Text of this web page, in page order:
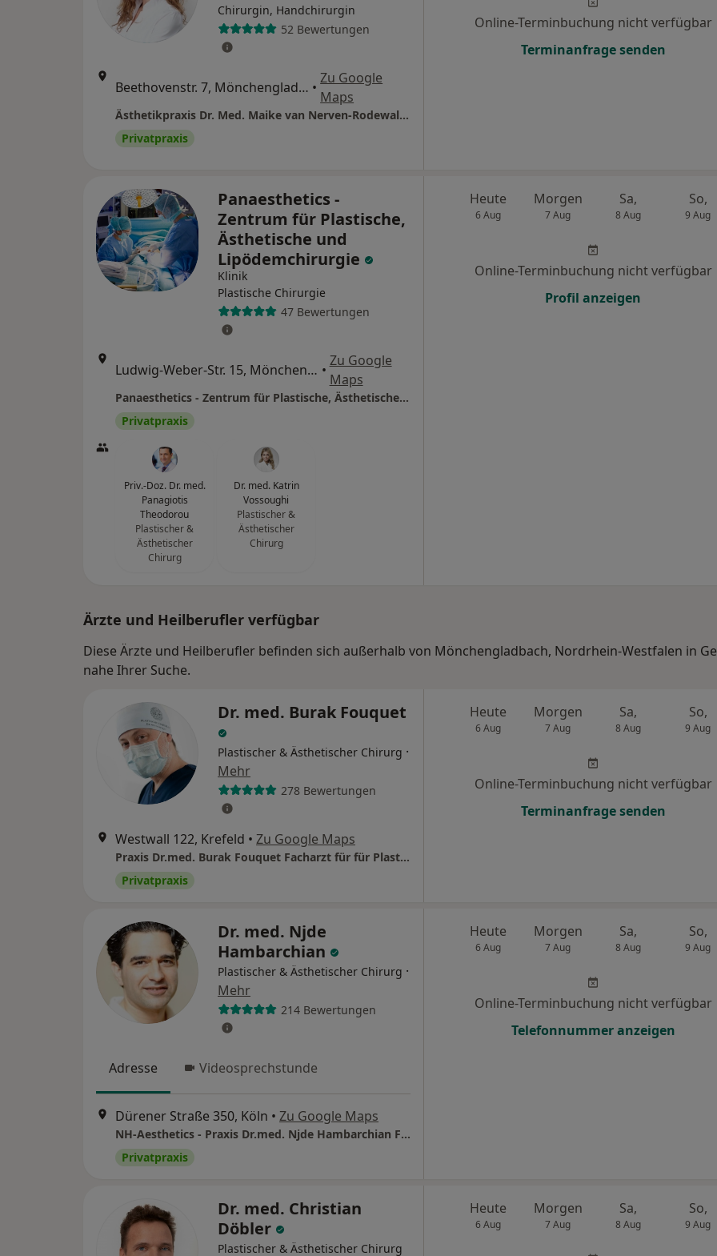
Chirurgin, Handchirurgin
52 Bewertungen
Beethovenstr. 7, Mönchengladbach •
Zu Google
Maps
Ästhetikpraxis Dr. Med. Maike van Nerven-Rodewald Fachärztin für Chirurgie und ästhetische Medizin
Privatpraxis
Online-Terminbuchung nicht verfügbar
Terminanfrage senden
Panaesthetics -
Zentrum für Plastische,
Ästhetische und
Lipödemchirurgie
Klinik
Plastische Chirurgie
47 Bewertungen
Ludwig-Weber-Str. 15, Mönchengladbach •
Zu Google
Maps
Panaesthetics - Zentrum für Plastische, Ästhetische und Lipödemchirurgie
Privatpraxis
Priv.-Doz. Dr. med.
Panagiotis
Theodorou
Plastischer &
Ästhetischer
Chirurg
Dr. med. Katrin
Vossoughi
Plastischer &
Ästhetischer
Chirurg
Heute
6 Aug
Morgen
7 Aug
Sa,
8 Aug
So,
9 Aug
Online-Terminbuchung nicht verfügbar
Profil anzeigen
Ärzte und Heilberufler verfügbar
Diese Ärzte und Heilberufler befinden sich außerhalb von Mönchengladbach, Nordrhein-Westfalen in
nahe Ihrer Suche.
Dr. med. Burak Fouquet
Plastischer & Ästhetischer Chirurg ·
Mehr
278 Bewertungen
Westwall 122, Krefeld • Zu Google Maps
Praxis Dr.med. Burak Fouquet Facharzt für für Plastische- und Ästhetische Chirurgie
Privatpraxis
Heute
6 Aug
Morgen
7 Aug
Sa,
8 Aug
So,
9 Aug
Online-Terminbuchung nicht verfügbar
Terminanfrage senden
Dr. med. Njde
Hambarchian
Plastischer & Ästhetischer Chirurg ·
Mehr
214 Bewertungen
Adresse Videosprechstunde
Dürener Straße 350, Köln • Zu Google Maps
NH-Aesthetics - Praxis Dr.med. Njde Hambarchian Facharzt für Plastische- und Ästhetische Chirurgie
Privatpraxis
Heute
6 Aug
Morgen
7 Aug
Sa,
8 Aug
So,
9 Aug
Online-Terminbuchung nicht verfügbar
Telefonnummer anzeigen
Dr. med. Christian
Döbler
Plastischer & Ästhetischer Chirurg
Heute
6 Aug
Morgen
7 Aug
Sa,
8 Aug
So,
9 Aug